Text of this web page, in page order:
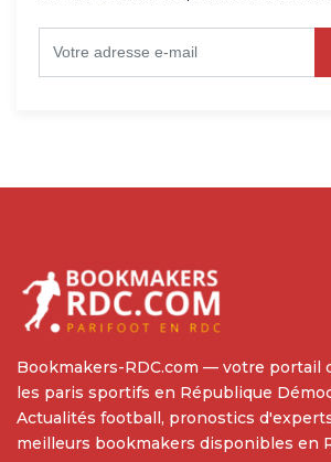
Bookmakers-RDC.com — votre portail
les paris sportifs en République
Actualités football, pronostics
meilleurs bookmakers disponibles en